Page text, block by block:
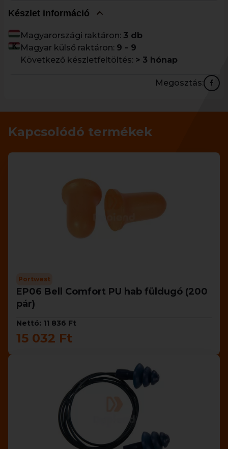
Készlet információ
Magyarországi raktáron: 3 db
Magyar külső raktáron: 9 - 9
Következő készletfeltöltés: > 3 hónap
Megosztás:
Kapcsolódó termékek
Portwest
EP06 Bell Comfort PU hab füldugó (200
pár)
Nettó: 11 836 Ft
15 032 Ft